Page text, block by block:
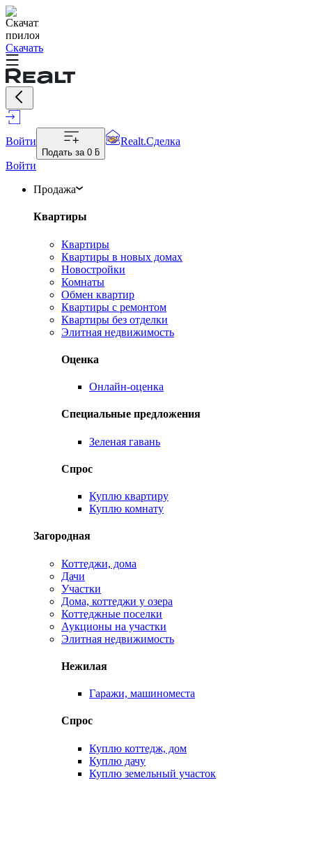
Скачать
Войти
Подать за 0 ƃ
Realt.Сделка
Войти
Продажа
Квартиры
Квартиры
Квартиры в новых домах
Новостройки
Комнаты
Обмен квартир
Квартиры с ремонтом
Квартиры без отделки
Элитная недвижимость
Оценка
Онлайн-оценка
Специальные предложения
Зеленая гавань
Спрос
Куплю квартиру
Куплю комнату
Загородная
Коттеджи, дома
Дачи
Участки
Дома, коттеджи у озера
Коттеджные поселки
Аукционы на участки
Элитная недвижимость
Нежилая
Гаражи, машиноместа
Спрос
Куплю коттедж, дом
Куплю дачу
Куплю земельный участок